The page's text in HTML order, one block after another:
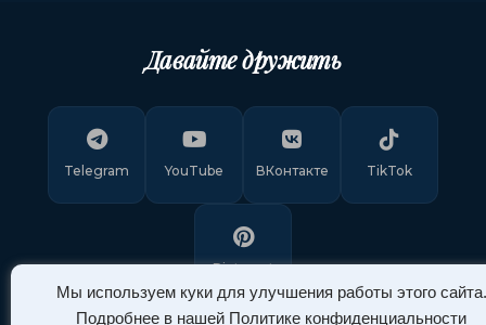
Мы используем куки для улучшения работы этого сайта.
Подробнее в нашей Политике конфиденциальности
Давайте дружить
Telegram YouTube ВКонтакте TikTok
Pinterest